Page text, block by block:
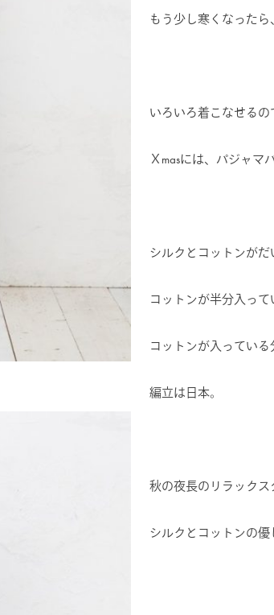
もう少し寒くなったら
いろいろ着こなせるの
Ｘmasには、パジャマ
シルクとコットンがだ
コットンが半分入っ
コットンが入っている
編立は日本。
秋の夜長のリラックス
シルクとコットンの優